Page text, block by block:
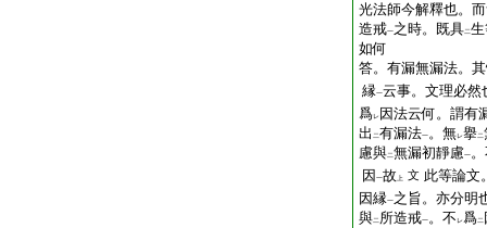
光法師今解釋也。
造戒一之時。既具二
如何
答。有漏無漏法。
縁一云事。文理必然
爲レ 因法云何。謂有
出 二有漏法一。無レ擧二
慮與二無漏初靜慮一
因 一故 上 文 此等論文
因縁一之旨。亦分明
與二 所造戒一。不 レ爲二